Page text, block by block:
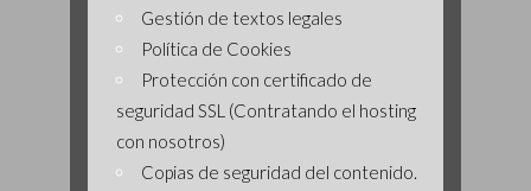
Gestión de textos legales
Política de Cookies
Protección con certificado de
seguridad SSL (Contratando el hosting
con nosotros)
Copias de seguridad del contenido.